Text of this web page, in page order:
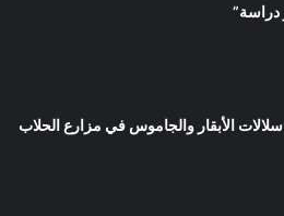
دراسة”
الأبقار والجاموس في مزارع الحلاب